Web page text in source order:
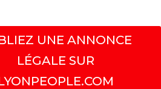
UNE ANNONCE
LÉGALE SUR